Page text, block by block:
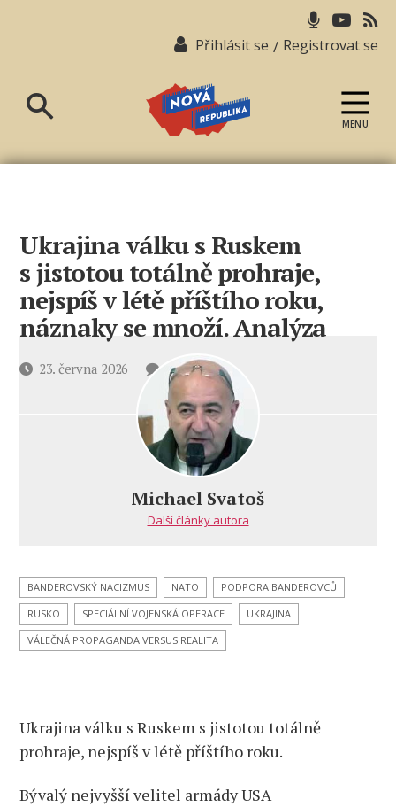
Přihlásit se / Registrovat se
republika
MENU
Ukrajina válku s Ruskem
s jistotou totálně prohraje,
nejspíš v létě příštího roku,
náznaky se množí. Analýza
Datum23. června 2026 1 komentář
textu
s
názvem
Ukrajina
válku
s jistotou
totálně
v létě
příštího
roku,
Michael Svatoš
Další články autora
BANDEROVSKÝ NACIZMUS NATO
PODPORA BANDEROVCŮ
RUSKO
SPECIÁLNÍ VOJENSKÁ OPERACE
UKRAJINA
VÁLEČNÁ PROPAGANDA VERSUS REALITA
Ukrajina válku s Ruskem s jistotou totálně
prohraje, nejspíš v létě příštího roku.
Bývalý nejvyšší velitel armády USA